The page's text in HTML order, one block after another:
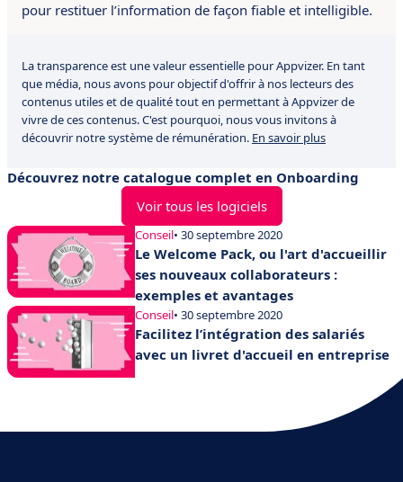
pour restituer l’information de façon fiable et intelligible.
La transparence est une valeur essentielle pour Appvizer. En tant
que média, nous avons pour objectif d'offrir à nos lecteurs des
contenus utiles et de qualité tout en permettant à Appvizer de
vivre de ces contenus. C'est pourquoi, nous vous invitons à
découvrir notre système de rémunération. En savoir plus
Découvrez notre catalogue complet en Onboarding
Voir tous les logiciels
Conseil• 30 septembre 2020
Le Welcome Pack, ou l'art d'accueillir
ses nouveaux collaborateurs :
exemples et avantages
Conseil• 30 septembre 2020
Facilitez l’intégration des salariés
avec un livret d'accueil en entreprise